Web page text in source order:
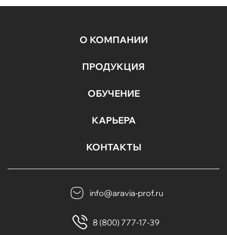
О КОМПАНИИ
ПРОДУКЦИЯ
ОБУЧЕНИЕ
КАРЬЕРА
КОНТАКТЫ
info@aravia-prof.ru
8 (800) 777-17-39